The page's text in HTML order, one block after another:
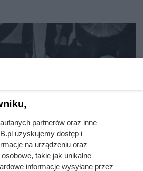
partnerów oraz inne
uzyskujemy dostęp i
na urządzeniu oraz
takie jak unikalne
informacje wysyłane przez